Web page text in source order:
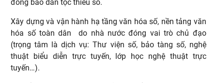
đồng bào dân tộc thiểu số.
Xây dựng và vận hành hạ tầng văn hóa số, nền tảng văn
hóa số toàn dân do nhà nước đóng vai trò chủ đạo
(trọng tâm là dịch vụ: Thư viện số, bảo tàng số, nghệ
thuật biểu diễn trực tuyến, lớp học nghệ thuật trực
tuyến…).